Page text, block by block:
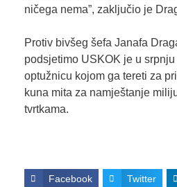
ničega nema”, zaključio je
Protiv bivšeg šefa Janafa
podsjetimo USKOK je u
optužnicu kojom ga tereti za
kuna mita za namještanje
tvrtkama.
Facebook Twitter